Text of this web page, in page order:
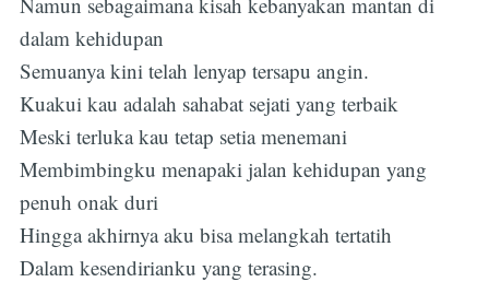
dalam kehidupan
Semuanya kini telah lenyap tersapu angin.
Kuakui kau adalah sahabat sejati yang terbaik
Meski terluka kau tetap setia menemani
Membimbingku menapaki jalan kehidupan yang
penuh onak duri
Hingga akhirnya aku bisa melangkah tertatih
Dalam kesendirianku yang terasing.